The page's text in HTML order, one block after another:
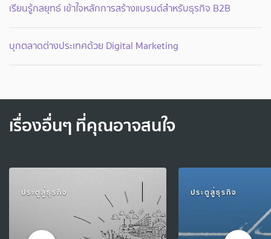
เรียนรู้กลยุทธ์ เข้าใจหลักการสร้างแบรนด์สำหรับธุรกิจ B2B
บุกตลาดต่างประเทศด้วย Digital Marketing
เรื่องอื่นๆ ที่คุณอาจสนใจ
ประตูสู่ธุรกิจ ประตูสู่ธุรกิจ